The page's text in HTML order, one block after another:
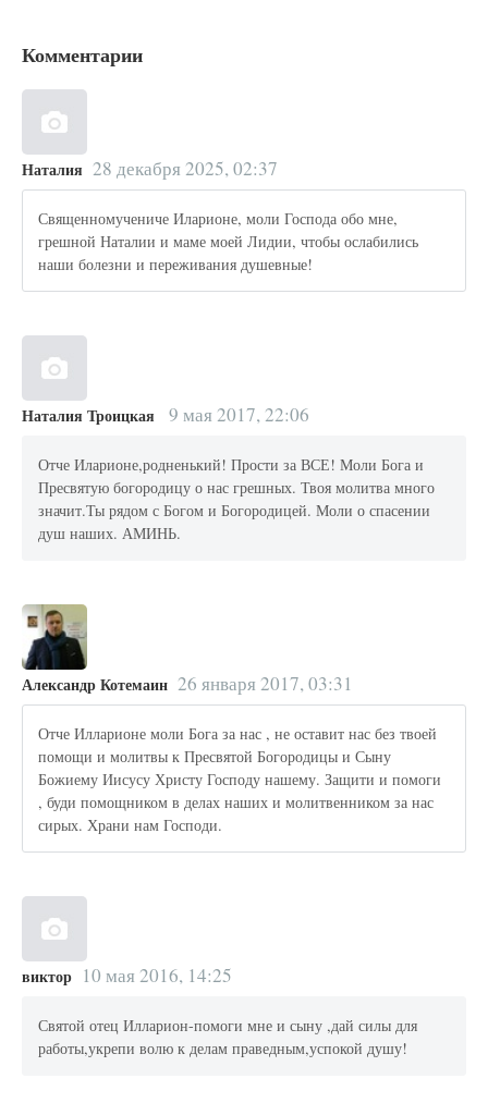
Комментарии
Наталия 28 декабря 2025, 02:37
Священномучениче Иларионе, моли Господа обо мне,
грешной Наталии и маме моей Лидии, чтобы ослабились
наши болезни и переживания душевные!
Наталия Троицкая 9 мая 2017, 22:06
Отче Иларионе,родненький! Прости за ВСЕ! Моли Бога и
Пресвятую богородицу о нас грешных. Твоя молитва много
значит.Ты рядом с Богом и Богородицей. Моли о спасении
душ наших. АМИНЬ.
Александр Котемаин 26 января 2017, 03:31
Отче Илларионе моли Бога за нас , не оставит нас без твоей
помощи и молитвы к Пресвятой Богородицы и Сыну
Божиему Иисусу Христу Господу нашему. Защити и помоги
, буди помощником в делах наших и молитвенником за нас
сирых. Храни нам Господи.
виктор 10 мая 2016, 14:25
Святой отец Илларион-помоги мне и сыну ,дай силы для
работы,укрепи волю к делам праведным,успокой душу!